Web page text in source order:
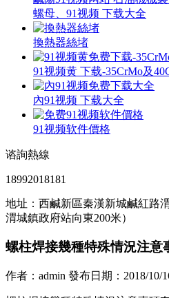
螺母、91视频 下载大全
換熱器絲堵
91视频黄 下载-35CrMo及
內91视频 下载大全
91视频软件價格
谘詢熱線
18992018181
地址：西鹹新區秦漢新城鹹紅路
渭城鎮政府站向東200米）
螺柱焊接幾種特殊情況注意
作者：admin 發布日期：2018/10/